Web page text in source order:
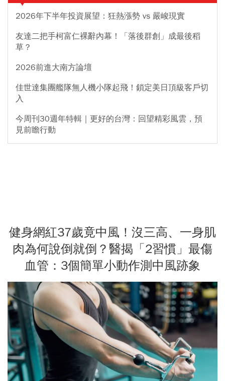
2026年下半年投資展望：狂熱漲勢 vs 嚴峻現實
友達二把手柯富仁裸辭內幕！「落後群創」成最後稻
草？
2026前進大南方論壇
佳世達集團艦隊無人機小隊起飛！鎖定美日頂級客戶切
入
今周刊30週年特輯｜更好的台灣：回望精彩風雲，預
見前瞻行動
健身網紅37歲竟中風！沒三高、一身肌
肉為何說倒就倒？醫揭「2習慣」最傷
血管：3個簡單小動作測中風跡象